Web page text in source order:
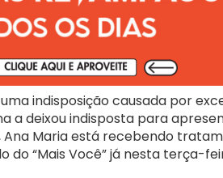
indisposição causada por
a deixou indisposta para
Maria está recebendo
“Mais Você” já nesta terça-